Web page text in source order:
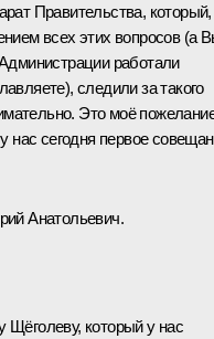
Правительства, который,
всех этих вопросов (а
работали
следили за такого
Это моё
нас сегодня первое
Анатольевич.
Щёголеву, который у нас